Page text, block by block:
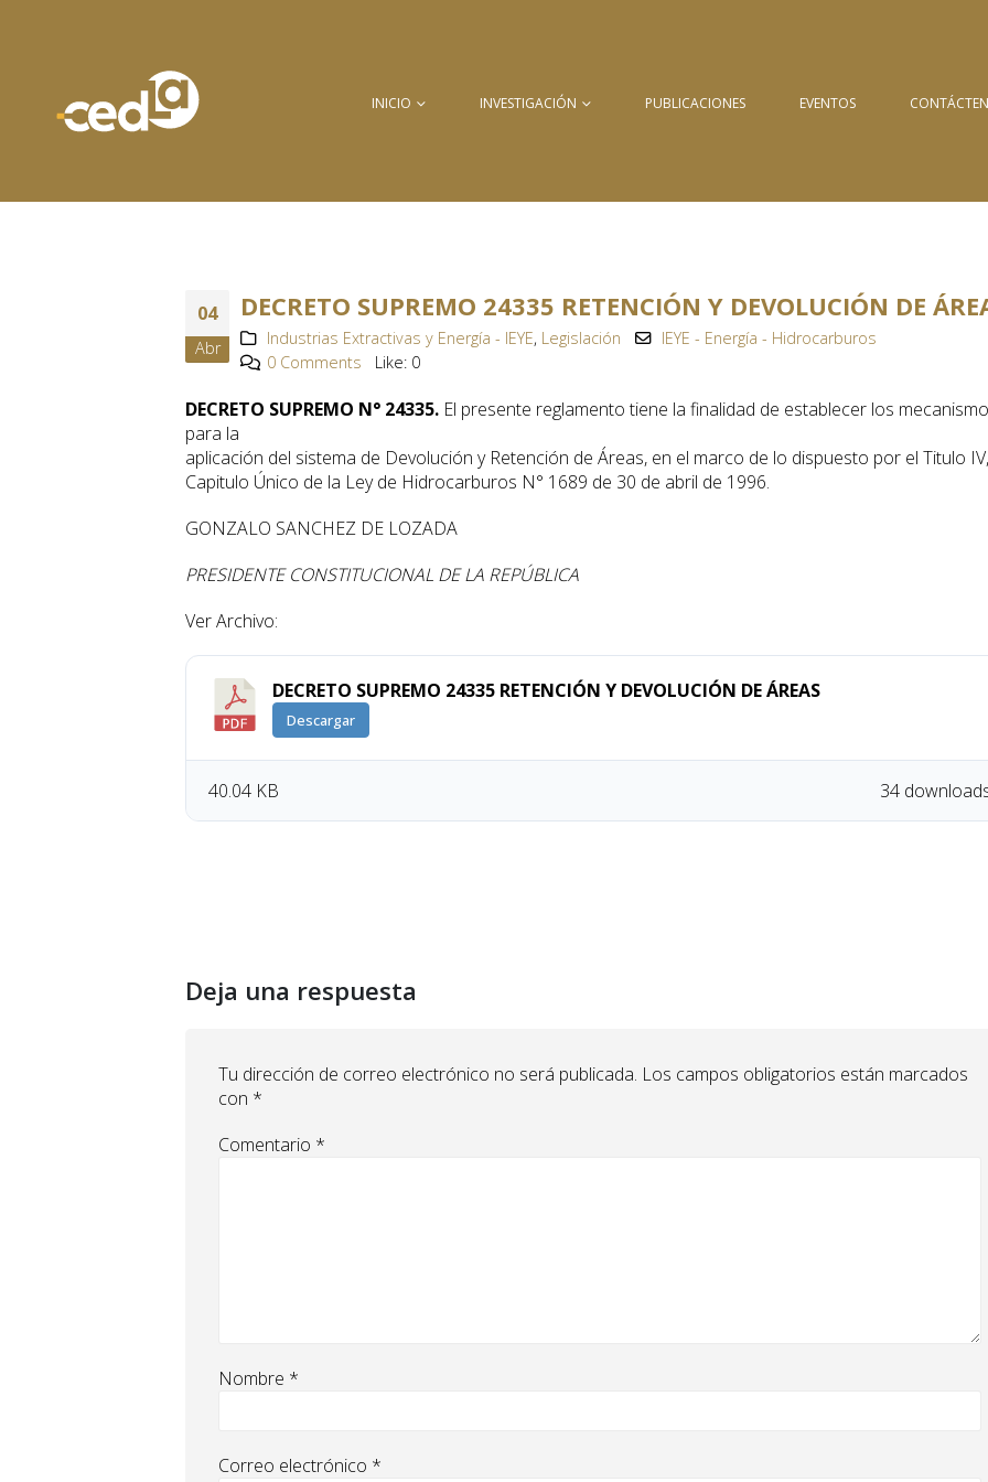
INICIO INVESTIGACIÓN PUBLICACIONES EVENTOS
04
Abr
DECRETO SUPREMO 24335 RETENCIÓN Y DEVOLUCIÓN DE
Industrias Extractivas y Energía - IEYE, Legislación
IEYE - Energía - Hidrocarburos
0 Comments
Like: 0
DECRETO SUPREMO N° 24335. El presente reglamento tiene la finalidad de establecer los
para la
aplicación del sistema de Devolución y Retención de Áreas, en el marco de lo dispuesto por el Titulo IV,
Capitulo Único de la Ley de Hidrocarburos N° 1689 de 30 de abril de 1996.
GONZALO SANCHEZ DE LOZADA
PRESIDENTE CONSTITUCIONAL DE LA REPÚBLICA
Ver Archivo:
DECRETO SUPREMO 24335 RETENCIÓN Y DEVOLUCIÓN DE ÁREAS
Descargar
34
40.04 KB
Deja una respuesta
Tu dirección de correo electrónico no será publicada. Los campos obligatorios están marcados
con *
Comentario *
Nombre *
Correo electrónico *